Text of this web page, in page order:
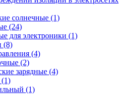
солнечные (1)
(24)
для электроники (1)
(8)
(4)
(2)
зарядные (4)
(1)